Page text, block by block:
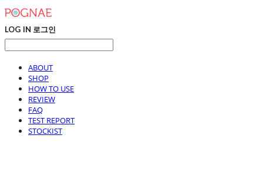
LOG IN 로그인
ABOUT
SHOP
HOW TO USE
REVIEW
FAQ
TEST REPORT
STOCKIST